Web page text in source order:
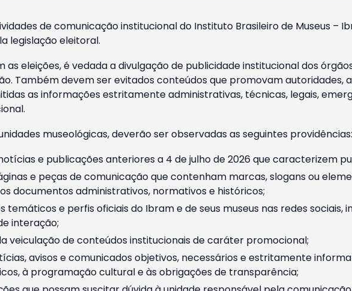
de comunicação institucional do Instituto Brasileiro de Museus –
legislação eleitoral.
as eleições, é vedada a divulgação de publicidade institucional dos
Também devem ser evitados conteúdos que promovam autoridades,
as informações estritamente administrativas, técnicas, legais,
museológicas, deverão ser observadas as seguintes providências:
e publicações anteriores a 4 de julho de 2026 que caracterizem
e peças de comunicação que contenham marcas, slogans ou
documentos administrativos, normativos e históricos;
temáticos e perfis oficiais do Ibram e de seus museus nas redes sociais,
interação;
veiculação de conteúdos institucionais de caráter promocional;
avisos e comunicados objetivos, necessários e estritamente
à programação cultural e às obrigações de transparência;